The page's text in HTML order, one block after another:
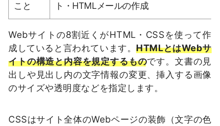
こと
ト・HTMLメールの作成
Webサイトの8割近くがHTML・CSSを使って作
成していると言われています。HTMLとはWebサ
イトの構造と内容を規定するものです。文書の見
出しや見出し内の文字情報の変更、挿入する画像
のサイズや透明度などを指定します。
CSSはサイト全体のWebページの装飾（文字の色